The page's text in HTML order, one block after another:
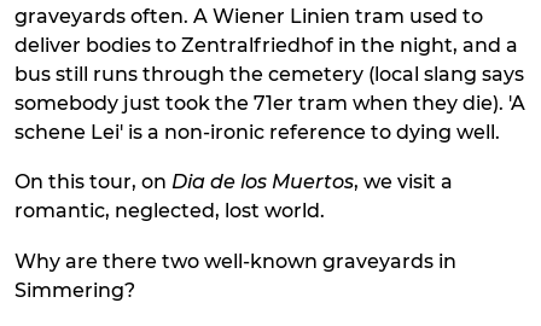
graveyards often. A Wiener Linien tram used to
deliver bodies to Zentralfriedhof in the night, and a
bus still runs through the cemetery (local slang says
somebody just took the 71er tram when they die). 'A
schene Lei' is a non-ironic reference to dying well.
On this tour, on Dia de los Muertos, we visit a
romantic, neglected, lost world.
Why are there two well-known graveyards in
Simmering?